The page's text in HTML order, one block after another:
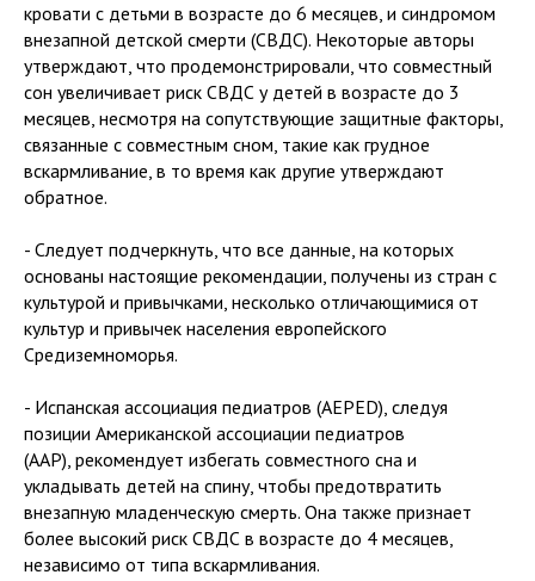
кровати с детьми в возрасте до 6 месяцев, и синдромом
внезапной детской смерти (СВДС). Некоторые авторы
утверждают, что продемонстрировали, что совместный
сон увеличивает риск СВДС у детей в возрасте до 3
месяцев, несмотря на сопутствующие защитные факторы,
связанные с совместным сном, такие как грудное
вскармливание, в то время как другие утверждают
обратное.
- Следует подчеркнуть, что все данные, на которых
основаны настоящие рекомендации, получены из стран с
культурой и привычками, несколько отличающимися от
культур и привычек населения европейского
Средиземноморья.
- Испанская ассоциация педиатров (AEPED), следуя
позиции Американской ассоциации педиатров
(AAP), рекомендует избегать совместного сна и
укладывать детей на спину, чтобы предотвратить
внезапную младенческую смерть. Она также признает
более высокий риск СВДС в возрасте до 4 месяцев,
независимо от типа вскармливания.